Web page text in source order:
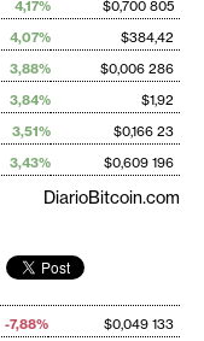
4,17%
$0,700 805
4,07%
$384,42
3,88%
$0,006 286
3,84%
$1,92
3,51%
$0,166 23
3,43% $0,609 196
DiarioBitcoin.com
-7,88%
$0,049 133